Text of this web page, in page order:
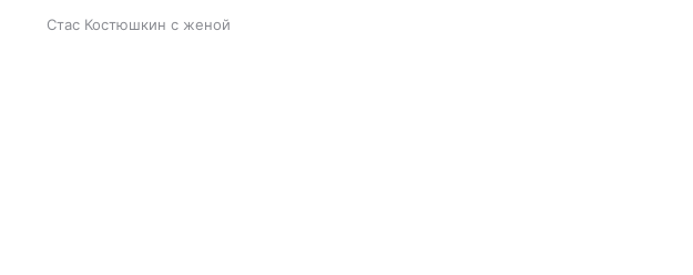
Стас Костюшкин с женой